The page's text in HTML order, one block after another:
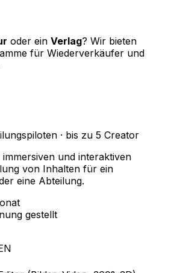
oder ein Verlag? Wir bieten
für Wiederverkäufer und
· bis zu 5 Creator
und interaktiven
von Inhalten für ein
eine Abteilung.
gestellt